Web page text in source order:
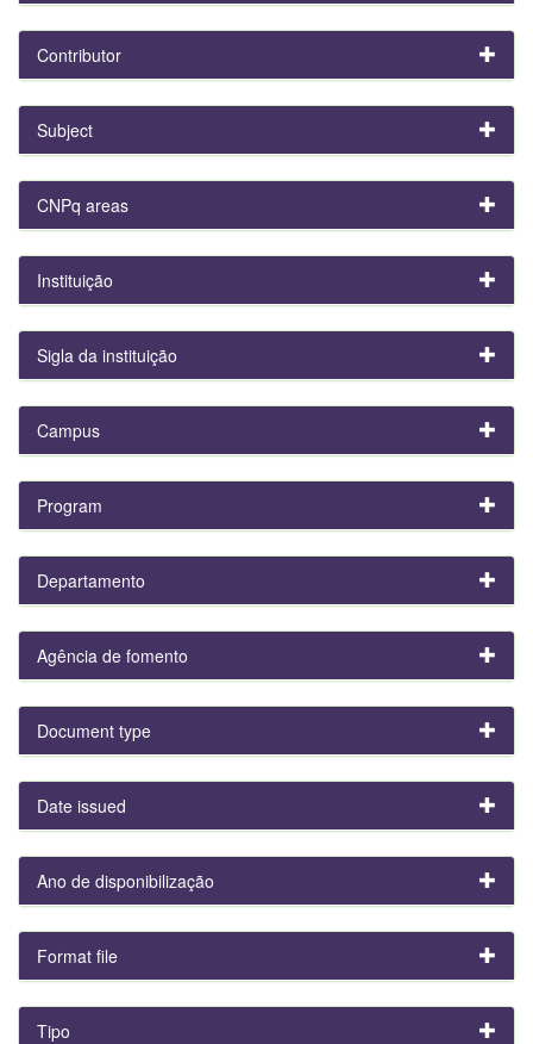
Contributor
Subject
CNPq areas
Instituição
Sigla da instituição
Campus
Program
Departamento
Agência de fomento
Document type
Date issued
Ano de disponibilização
Format file
Tipo